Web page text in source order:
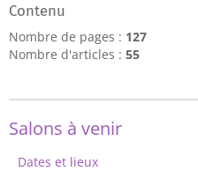
Contenu
Nombre de pages : 127
Nombre d'articles : 55
Salons à venir
Dates et lieux